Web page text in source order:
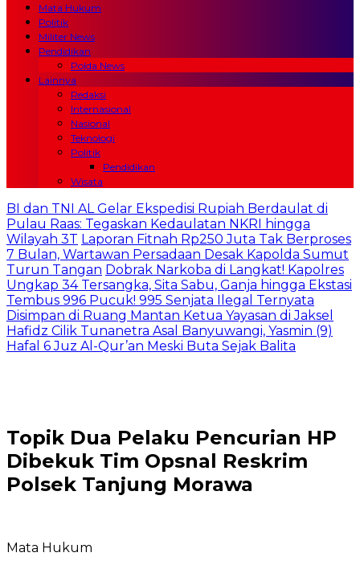
Mata Hukum
Politik
Militer News
Pendidikan
Polda News
Lainnya
Redaksi
Internasional
Nasional
Teknologi
Politik
Pendidikan
Wisata
BI dan TNI AL Gelar Ekspedisi Rupiah Berdaulat di
Pulau Raas: Tegaskan Kedaulatan NKRI hingga
Wilayah 3T Laporan Fitnah Rp250 Juta Tak Berproses
7 Bulan, Wartawan Persadaan Desak Kapolda Sumut
Turun Tangan Dobrak Narkoba di Langkat! Kapolres
Ungkap 34 Tersangka, Sita Sabu, Ganja hingga Ekstasi
Tembus 996 Pucuk! 995 Senjata Ilegal Ternyata
Disimpan di Ruang Mantan Ketua Yayasan di Jaksel
Hafidz Cilik Tunanetra Asal Banyuwangi, Yasmin (9)
Hafal 6 Juz Al-Qur’an Meski Buta Sejak Balita
Topik Dua Pelaku Pencurian HP
Dibekuk Tim Opsnal Reskrim
Polsek Tanjung Morawa
Mata Hukum